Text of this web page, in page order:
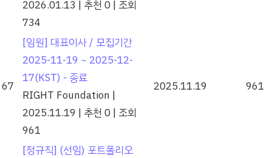
2026.01.13 | 추천 0 | 조회
734
67
[임원] 대표이사 / 모집기간
2025-11-19 ~ 2025-12-
17(KST) - 종료
RIGHT Foundation |
2025.11.19 | 추천 0 | 조회
961
2025.11.19 961
[정규직] (선임) 포트폴리오